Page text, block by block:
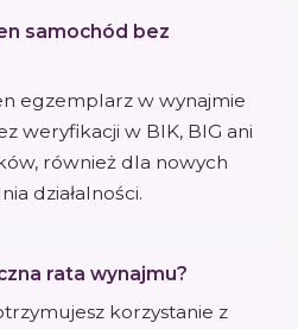
samochód bez
egzemplarz w wynajmie
weryfikacji w BIK, BIG ani
również dla nowych
działalności.
rata wynajmu?
korzystanie z